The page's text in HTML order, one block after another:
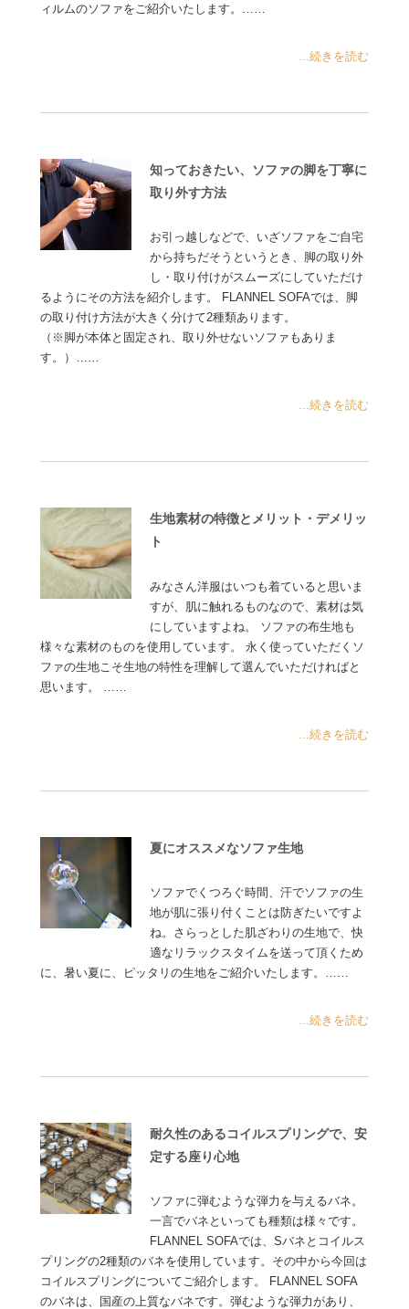
ィルムのソファをご紹介いたします。……
...続きを読む
知っておきたい、ソファの脚を丁寧に
取り外す方法
お引っ越しなどで、いざソファをご自宅
から持ちだそうというとき、脚の取り外
し・取り付けがスムーズにしていただけ
るようにその方法を紹介します。 FLANNEL SOFAでは、脚
の取り付け方法が大きく分けて2種類あります。
（※脚が本体と固定され、取り外せないソファもありま
す。）……
...続きを読む
生地素材の特徴とメリット・デメリッ
ト
みなさん洋服はいつも着ていると思いま
すが、肌に触れるものなので、素材は気
にしていますよね。 ソファの布生地も
様々な素材のものを使用しています。 永く使っていただくソ
ファの生地こそ生地の特性を理解して選んでいただければと
思います。 ……
...続きを読む
夏にオススメなソファ生地
ソファでくつろぐ時間、汗でソファの生
地が肌に張り付くことは防ぎたいですよ
ね。さらっとした肌ざわりの生地で、快
適なリラックスタイムを送って頂くため
に、暑い夏に、ピッタリの生地をご紹介いたします。……
...続きを読む
耐久性のあるコイルスプリングで、安
定する座り心地
ソファに弾むような弾力を与えるバネ。
一言でバネといっても種類は様々です。
FLANNEL SOFAでは、Sバネとコイルス
プリングの2種類のバネを使用しています。その中から今回は
コイルスプリングについてご紹介します。 FLANNEL SOFA
のバネは、国産の上質なバネです。弾むような弾力があり、